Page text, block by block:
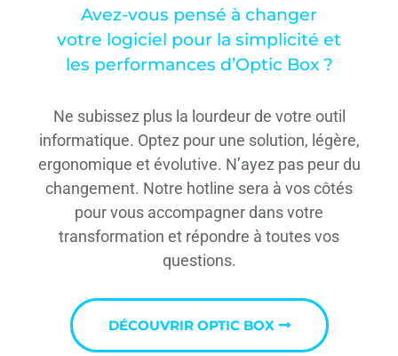
Avez-vous pensé à changer
votre logiciel pour la simplicité et
les performances d’Optic Box ?
Ne subissez plus la lourdeur de votre outil
informatique. Optez pour une solution, légère,
ergonomique et évolutive. N’ayez pas peur du
changement. Notre hotline sera à vos côtés
pour vous accompagner dans votre
transformation et répondre à toutes vos
questions.
DÉCOUVRIR OPTIC BOX